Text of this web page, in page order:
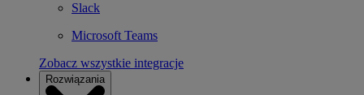
Slack
Microsoft Teams
Zobacz wszystkie integracje
Rozwiązania